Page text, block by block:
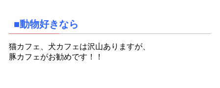
■動物好きなら
猫カフェ、犬カフェは沢山ありますが、
豚カフェがお勧めです！！